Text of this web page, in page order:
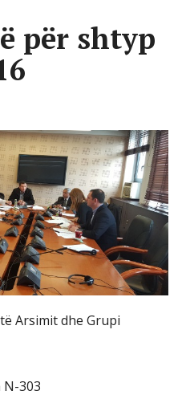
për shtyp
Arsimit dhe Grupi
N-303